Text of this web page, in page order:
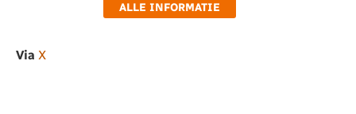
ALLE INFORMATIE
Via X